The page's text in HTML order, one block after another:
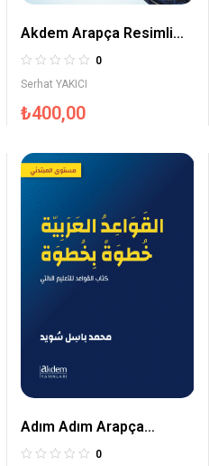
Akdem Arapça Resimli
Sözlük
0
Serhat YAKICI
₺400,00
Adım Adım Arapça
Dilbilgisi
0